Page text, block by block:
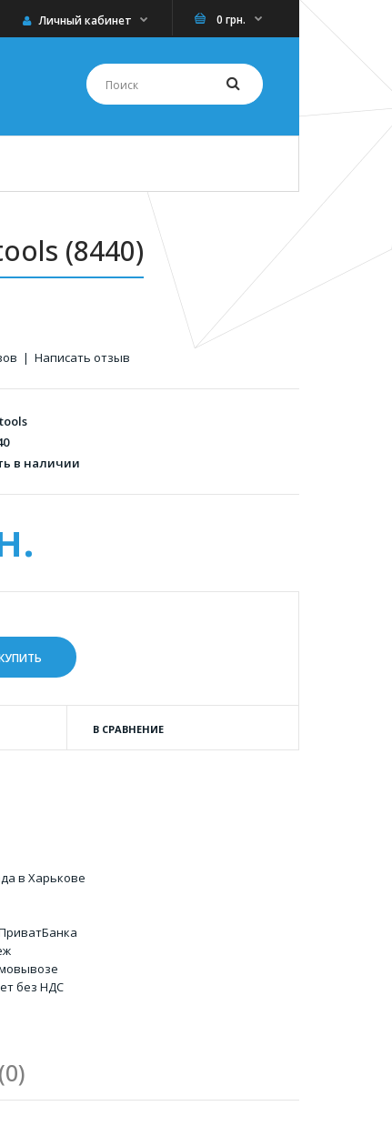
0 грн.
Личный кабинет
(8440)
| Написать отзыв
в наличии
В СРАВНЕНИЕ
в Харькове
без НДС